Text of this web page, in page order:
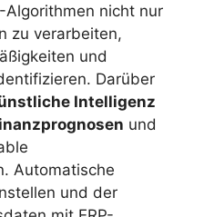
Algorithmen nicht nur
zu verarbeiten,
und
Darüber
Intelligenz
und
Automatische
und der